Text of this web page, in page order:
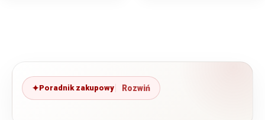
Poradnik zakupowy